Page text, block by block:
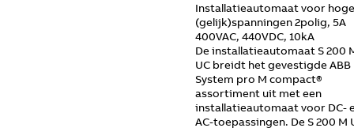
Installatieautomaat voor
(gelijk)spanningen 2polig, 5A
400VAC, 440VDC, 10kA
De installatieautomaat S 200
UC breidt het gevestigde ABB
System pro M compact®
assortiment uit met een
installatieautomaat voor DC-
AC-toepassingen. De S 200 M